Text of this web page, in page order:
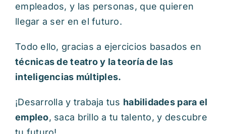
empleados, y las personas, que quieren
llegar a ser en el futuro.
Todo ello, gracias a ejercicios basados en
técnicas de teatro y la teoría de las
inteligencias múltiples.
¡Desarrolla y trabaja tus habilidades para el
empleo, saca brillo a tu talento, y descubre